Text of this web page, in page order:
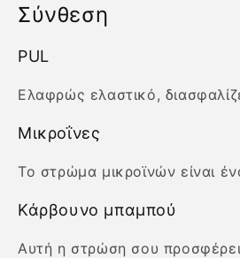
Σύνθεση
PUL
Ελαφρώς ελαστικό,
Μικροΐνες
Το στρώμα μικροϊνών είναι
Κάρβουνο μπαμπού
Αυτή η στρώση σου